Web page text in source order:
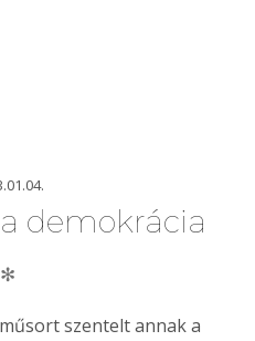
demokrácia
✻
szentelt annak a